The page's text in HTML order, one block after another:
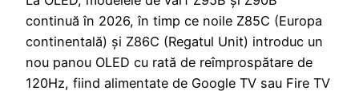
continuă în 2026, în timp ce noile Z85C (Europa
continentală) și Z86C (Regatul Unit) introduc un
nou panou OLED cu rată de reîmprospătare de
120Hz, fiind alimentate de Google TV sau Fire TV